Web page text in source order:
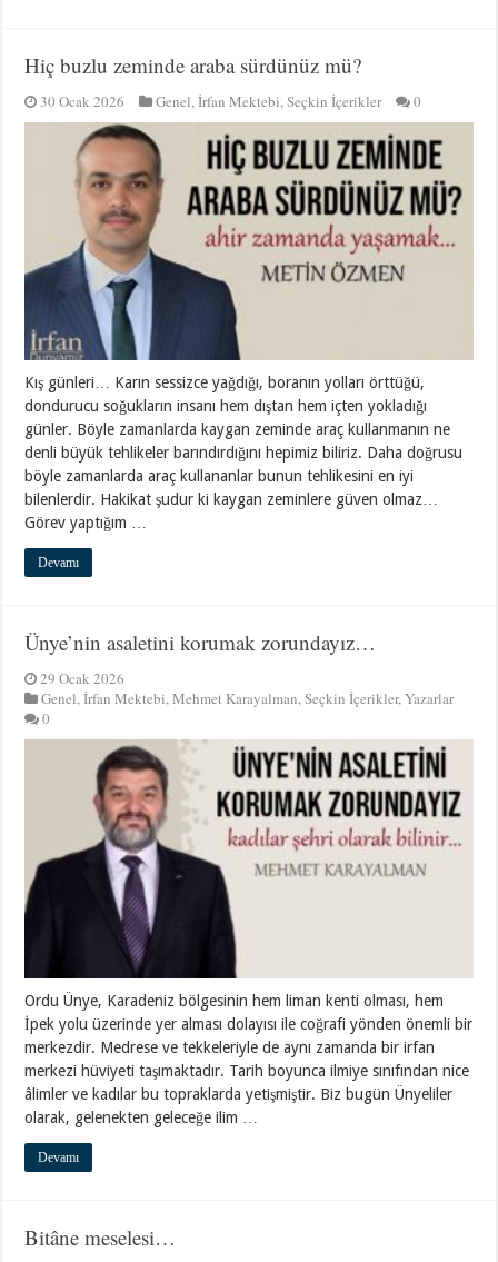
Hiç buzlu zeminde araba sürdünüz mü?
30 Ocak 2026 Genel,İrfan Mektebi,Seçkin İçerikler 0
Kış günleri… Karın sessizce yağdığı, boranın yolları örttüğü,
dondurucu soğukların insanı hem dıştan hem içten yokladığı
günler. Böyle zamanlarda kaygan zeminde araç kullanmanın ne
denli büyük tehlikeler barındırdığını hepimiz biliriz. Daha doğrusu
böyle zamanlarda araç kullananlar bunun tehlikesini en iyi
bilenlerdir. Hakikat şudur ki kaygan zeminlere güven olmaz…
Görev yaptığım …
Devamı
Ünye’nin asaletini korumak zorundayız…
29 Ocak 2026
Genel,İrfan Mektebi,Mehmet Karayalman,Seçkin İçerikler,Yazarlar
0
Ordu Ünye, Karadeniz bölgesinin hem liman kenti olması, hem
İpek yolu üzerinde yer alması dolayısı ile coğrafi yönden önemli bir
merkezdir. Medrese ve tekkeleriyle de aynı zamanda bir irfan
merkezi hüviyeti taşımaktadır. Tarih boyunca ilmiye sınıfından nice
âlimler ve kadılar bu topraklarda yetişmiştir. Biz bugün Ünyeliler
olarak, gelenekten geleceğe ilim …
Devamı
Bitâne meselesi…